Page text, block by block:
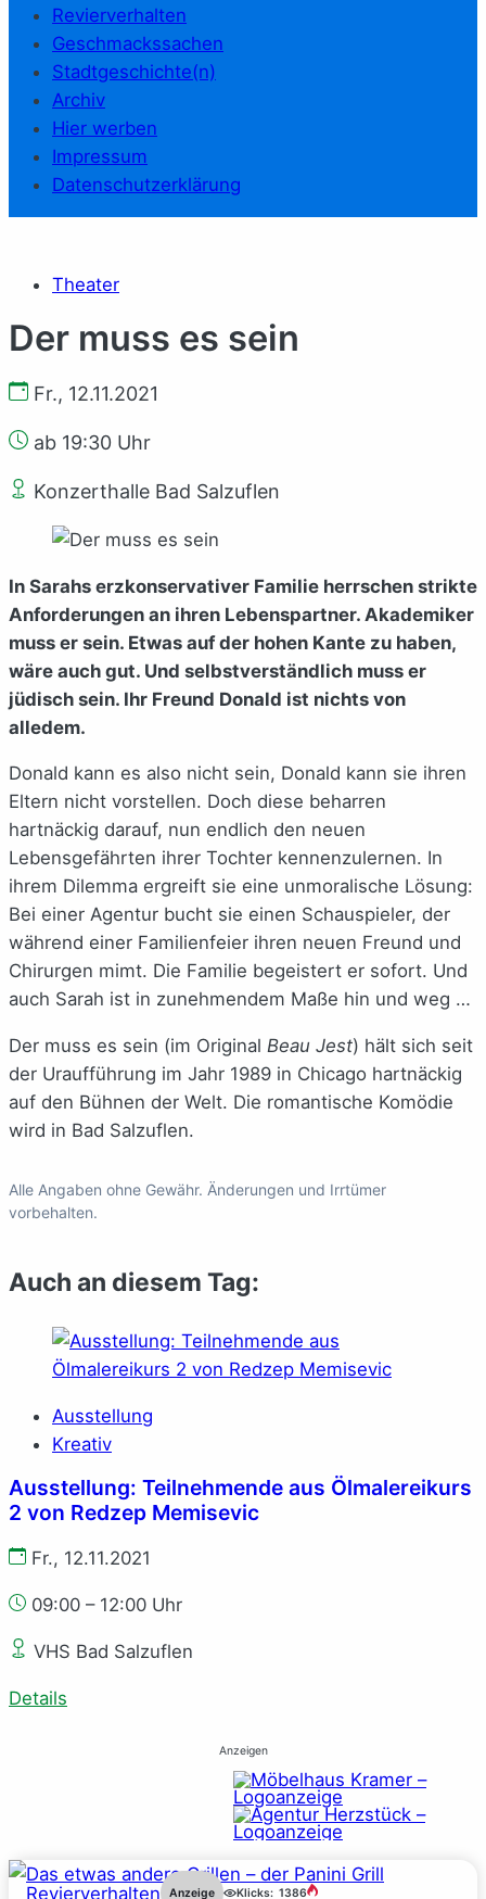
Revierverhalten
Geschmackssachen
Stadtgeschichte(n)
Archiv
Hier werben
Impressum
Datenschutzerklärung
Theater
Der muss es sein
Fr., 12.11.2021
ab 19:30 Uhr
Konzerthalle Bad Salzuflen
In Sarahs erzkonservativer Familie herrschen strikte
Anforderungen an ihren Lebenspartner. Akademiker
muss er sein. Etwas auf der hohen Kante zu haben,
wäre auch gut. Und selbstverständlich muss er
jüdisch sein. Ihr Freund Donald ist nichts von
alledem.
Donald kann es also nicht sein, Donald kann sie ihren
Eltern nicht vorstellen. Doch diese beharren
hartnäckig darauf, nun endlich den neuen
Lebensgefährten ihrer Tochter kennenzulernen. In
ihrem Dilemma ergreift sie eine unmoralische Lösung:
Bei einer Agentur bucht sie einen Schauspieler, der
während einer Familienfeier ihren neuen Freund und
Chirurgen mimt. Die Familie begeistert er sofort. Und
auch Sarah ist in zunehmendem Maße hin und weg …
Der muss es sein (im Original Beau Jest) hält sich seit
der Uraufführung im Jahr 1989 in Chicago hartnäckig
auf den Bühnen der Welt. Die romantische Komödie
wird in Bad Salzuflen.
Alle Angaben ohne Gewähr. Änderungen und Irrtümer
vorbehalten.
Auch an diesem Tag:
Ausstellung
Kreativ
Ausstellung: Teilnehmende aus Ölmalereikurs
2 von Redzep Memisevic
Fr., 12.11.2021
09:00 – 12:00 Uhr
VHS Bad Salzuflen
Details
Anzeigen
Revierverhalten Anzeige Klicks: 1386